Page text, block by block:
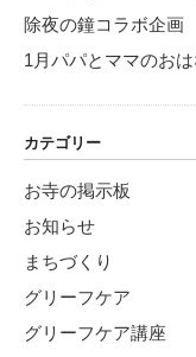
除夜の鐘コラボ企画
1月パパとママのお
カテゴリー
お寺の掲示板
お知らせ
まちづくり
グリーフケア
グリーフケア講座